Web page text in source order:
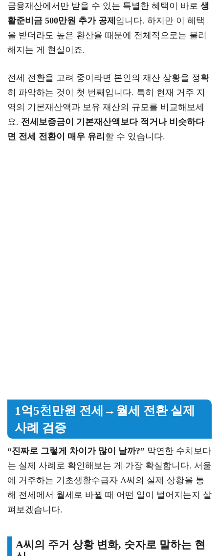
금융재산에서만 받을 수 있는 특별한 혜택이 바로 생
활준비금 500만원 추가 공제 입니다. 하지만 이 혜택
을 받더라도 높은 환산율 때문에 전체적으로는 불리
해지는 게 현실이죠.
전세 전환을 고려 중이라면 본인의 재산 상황을 정확
히 파악하는 것이 첫 번째입니다. 특히 현재 거주 지
역의 기본재산액과 보유 재산의 규모를 비교해보세
요. 전세보증금이 기본재산액보다 적거나 비슷하다
면 전세 전환이 매우 유리 할 수 있습니다.
1억5천만원 전세→월세 전환 실제
사례 검증
“진짜로 그렇게 차이가 많이 날까?” 막연한 수치보다
는 실제 사례로 확인해보는 게 가장 확실합니다. 서울
에 거주하는 기초생활수급자 A씨의 실제 상황을 통
해 전세에서 월세로 바뀔 때 어떤 일이 벌어지는지 살
펴보겠습니다.
A씨의 주거 상황 변화, 숫자로 말하는 현